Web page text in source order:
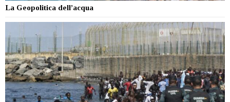
La Geopolitica dell’acqua